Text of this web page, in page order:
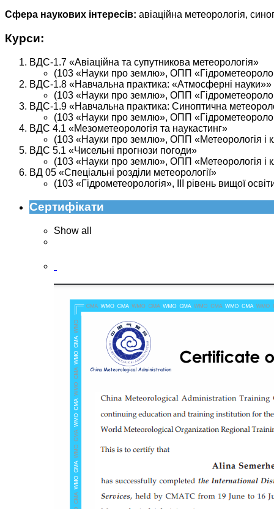
Сфера наукових інтересів: авіаційна метеорологія,
Курси:
ВДС-1.7 «Авіаційна та супутникова метеорологія»
(103 «Науки про землю», ОПП
ВДС-1.8 «Навчальна практика: «Атмосферні науки»»
(103 «Науки про землю», ОПП
ВДС-1.9 «Навчальна практика: Синоптична
(103 «Науки про землю», ОПП
ВДС 4.1 «Мезометеорологія та наукастинг»
(103 «Науки про землю», ОПП «Метеорологія і
ВДС 5.1 «Чисельні прогнози погоди»
(103 «Науки про землю», ОПП «Метеорологія і
ВД 05 «Спеціальні розділи метеорології»
(103 «Гідрометеорологія», ІІІ рівень вищої
Сертифікати
Show all